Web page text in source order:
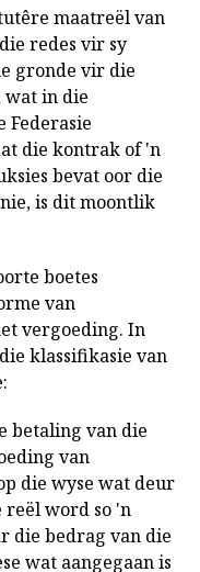
maatreël van
redes vir sy
gronde vir die
wat in die
Federasie
die kontrak of 'n
bevat oor die
is dit moontlik
boetes
van
vergoeding. In
klassifikasie van
betaling van die
van
die wyse wat deur
word so 'n
die bedrag van die
wat aangegaan is